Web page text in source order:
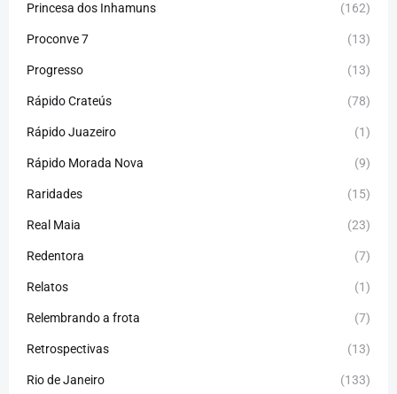
Princesa dos Inhamuns (162)
Proconve 7 (13)
Progresso (13)
Rápido Crateús (78)
Rápido Juazeiro (1)
Rápido Morada Nova (9)
Raridades (15)
Real Maia (23)
Redentora (7)
Relatos (1)
Relembrando a frota (7)
Retrospectivas (13)
Rio de Janeiro (133)